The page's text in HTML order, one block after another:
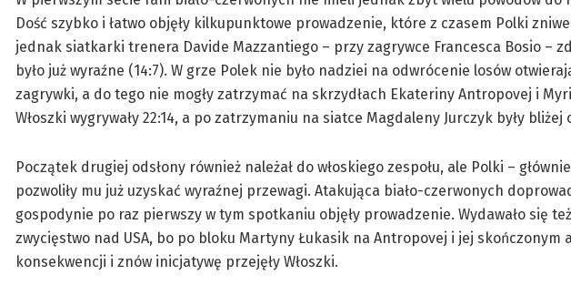
Dość szybko i łatwo objęły kilkupunktowe prowadzenie, które z czasem Polki
jednak siatkarki trenera Davide Mazzantiego – przy zagrywce Francesca Bosio –
było już wyraźne (14:7). W grze Polek nie było nadziei na odwrócenie losów
zagrywki, a do tego nie mogły zatrzymać na skrzydłach Ekateriny Antropovej i
Włoszki wygrywały 22:14, a po zatrzymaniu na siatce Magdaleny Jurczyk były
Początek drugiej odsłony również należał do włoskiego zespołu, ale Polki –
pozwoliły mu już uzyskać wyraźnej przewagi. Atakująca biało-czerwonych
gospodynie po raz pierwszy w tym spotkaniu objęły prowadzenie. Wydawało się
zwycięstwo nad USA, bo po bloku Martyny Łukasik na Antropovej i jej skończonym
konsekwencji i znów inicjatywę przejęły Włoszki.